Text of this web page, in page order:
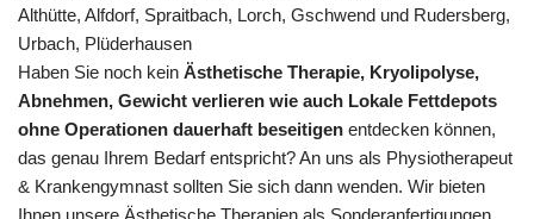
Althütte, Alfdorf, Spraitbach, Lorch, Gschwend und Rudersberg,
Urbach, Plüderhausen
Haben Sie noch kein Ästhetische Therapie, Kryolipolyse,
Abnehmen, Gewicht verlieren wie auch Lokale Fettdepots
ohne Operationen dauerhaft beseitigen entdecken können,
das genau Ihrem Bedarf entspricht? An uns als Physiotherapeut
& Krankengymnast sollten Sie sich dann wenden. Wir bieten
Ihnen unsere Ästhetische Therapien als Sonderanfertigungen.